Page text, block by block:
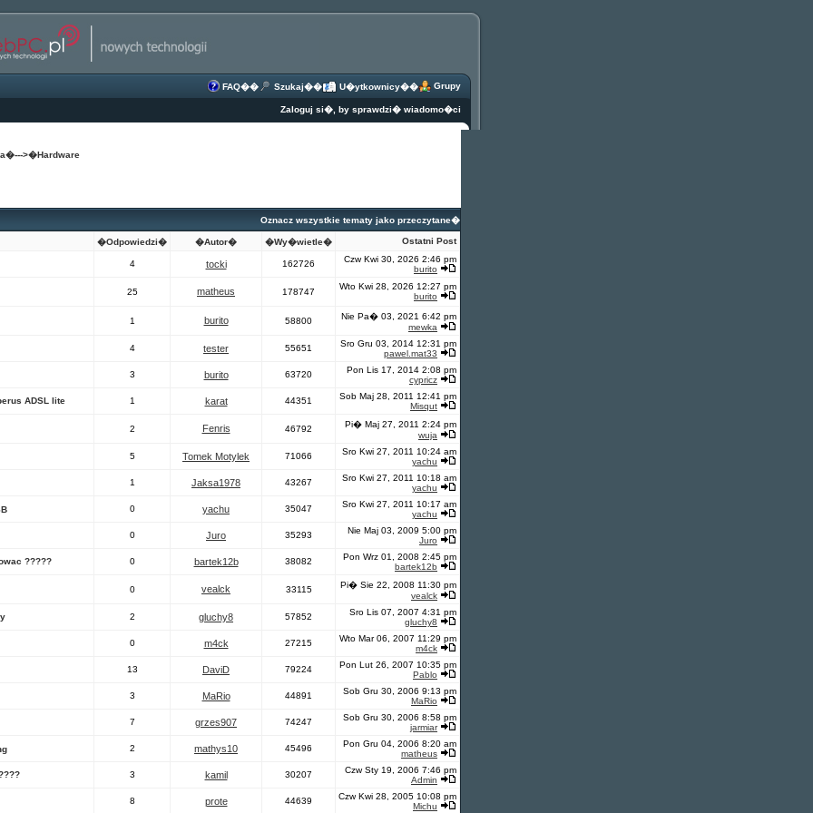
FAQ�� Szukaj�� U�ytkownicy�� Grupy
Zaloguj si�, by sprawdzi� wiadomo�ci
�--->�Hardware
Oznacz wszystkie tematy jako przeczytane�
�Odpowiedzi� �Autor� �Wy�wietle� Ostatni Post
4 tocki 162726
Czw Kwi 30, 2026 2:46 pm
burito
25 matheus 178747
Wto Kwi 28, 2026 12:27 pm
burito
1 burito 58800
Nie Pa� 03, 2021 6:42 pm
mewka
4 tester 55651
Sro Gru 03, 2014 12:31 pm
pawel.mat33
3 burito 63720
Pon Lis 17, 2014 2:08 pm
cypricz
ADSL lite 1 karat 44351
Sob Maj 28, 2011 12:41 pm
Misqut
2 Fenris 46792
Pi� Maj 27, 2011 2:24 pm
wuja
5 Tomek Motylek 71066
Sro Kwi 27, 2011 10:24 am
yachu
1 Jaksa1978 43267
Sro Kwi 27, 2011 10:18 am
yachu
0 yachu 35047
Sro Kwi 27, 2011 10:17 am
yachu
0 Juro 35293
Nie Maj 03, 2009 5:00 pm
Juro
????? 0 bartek12b 38082
Pon Wrz 01, 2008 2:45 pm
bartek12b
0 vealck 33115
Pi� Sie 22, 2008 11:30 pm
vealck
2 gluchy8 57852
Sro Lis 07, 2007 4:31 pm
gluchy8
0 m4ck 27215
Wto Mar 06, 2007 11:29 pm
m4ck
13 DaviD 79224
Pon Lut 26, 2007 10:35 pm
Pablo
3 MaRio 44891
Sob Gru 30, 2006 9:13 pm
MaRio
7 grzes907 74247
Sob Gru 30, 2006 8:58 pm
jarmiar
2 mathys10 45496
Pon Gru 04, 2006 8:20 am
matheus
3 kamil 30207
Czw Sty 19, 2006 7:46 pm
Admin
8 prote 44639
Czw Kwi 28, 2005 10:08 pm
Michu